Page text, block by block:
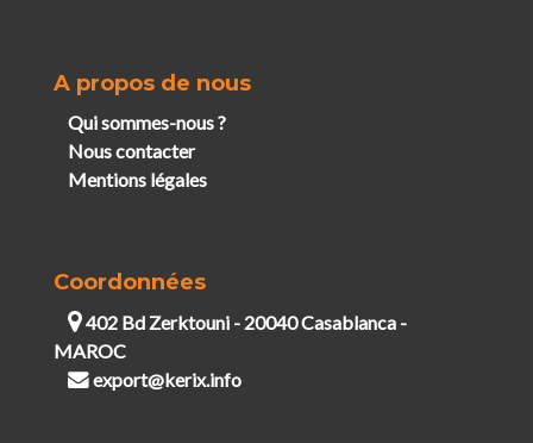
A propos de nous
Qui sommes-nous ?
Nous contacter
Mentions légales
Coordonnées
402 Bd Zerktouni - 20040 Casablanca -
MAROC
export@kerix.info